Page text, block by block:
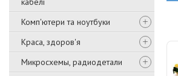
Комп'ютери та ноутбуки
Краса, здоров'я
Микросхемы, радиодетали